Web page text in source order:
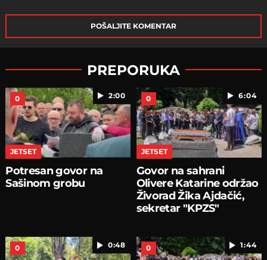
POŠALJITE KOMENTAR
PREPORUKA
2:00
0
JETSET
Potresan govor na
Sašinom grobu
6:04
0
JETSET
Govor na sahrani
Olivere Katarine održao
Živorad Žika Ajdačić,
sekretar "KPZS"
0:48
0 1:44
0